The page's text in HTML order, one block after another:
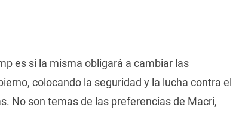
es si la misma obligará a cambiar las
colocando la seguridad y la lucha contra el
No son temas de las preferencias de Macri,